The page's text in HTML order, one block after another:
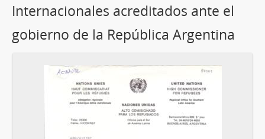
Internacionales acreditados ante el
gobierno de la República Argentina